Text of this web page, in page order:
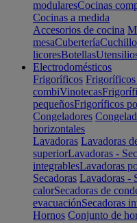
modularesCocinas
Cocinas a medida
Accesorios de cocina
mesaCubertería
licoresBotellas
Electrodomésticos
Frigoríficos Frigoríficos
combiVinotecas
pequeñosFrigoríficos
Congeladores
horizontales
Lavadoras Lavadoras
superiorLavadoras -
integrablesLavadoras
Secadoras Lavadoras -
calorSecadoras de
evacuaciónSecadoras
Hornos Conjunto de